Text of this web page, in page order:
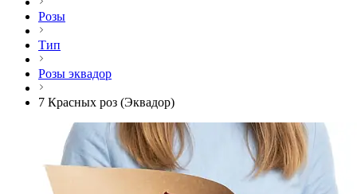
Розы
Тип
Розы эквадор
7 Красных роз (Эквадор)